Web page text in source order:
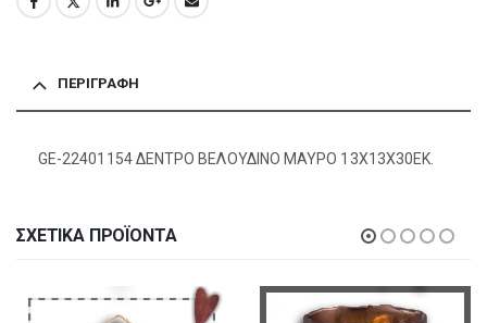
ΠΕΡΙΓΡΑΦΉ
GE-22401154 ΔΕΝΤΡΟ ΒΕΛΟΥΔΙΝΟ ΜΑΥΡΟ 13Χ13Χ30ΕΚ.
ΣΧΕΤΙΚΆ ΠΡΟΪΌΝΤΑ